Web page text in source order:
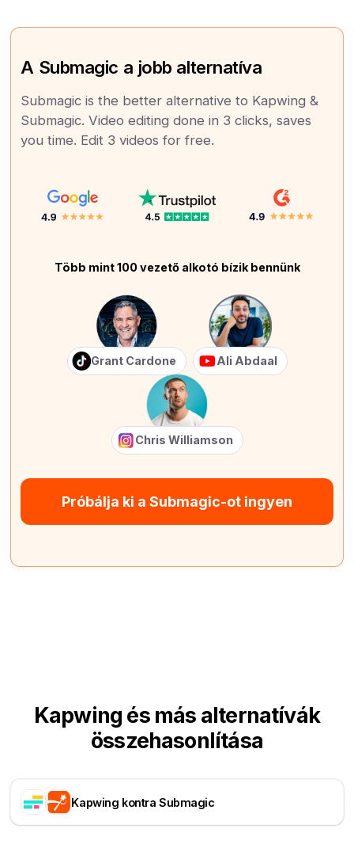
A Submagic a jobb alternatíva
Submagic is the better alternative to Kapwing &
Submagic. Video editing done in 3 clicks, saves
you time. Edit 3 videos for free.
Több mint 100 vezető alkotó bízik bennünk
Grant Cardone Ali Abdaal
Chris Williamson
Próbálja ki a Submagic-ot ingyen
Kapwing és más alternatívák
összehasonlítása
Kapwing kontra Submagic